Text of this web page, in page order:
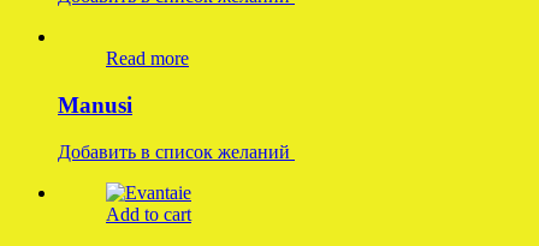
Read more
Manusi
Добавить в список желаний
Add to cart